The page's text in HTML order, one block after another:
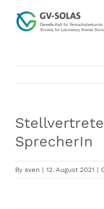
content
Start
GV-SOLAS
SprecherIn
By sven | 12. August 2021 |